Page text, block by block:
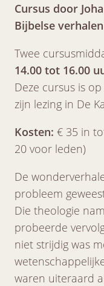
Cursus door
Bijbelse verhalen
Twee
14.00 tot 16.00
Deze cursus is
zijn lezing in De
Kosten: € 35 in
20 voor leden)
De
probleem
Die theologie
probeerde
niet strijdig was
waren uiteraard